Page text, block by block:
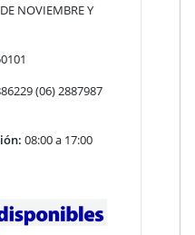
NOVIEMBRE Y
(06) 2887987
08:00 a 17:00